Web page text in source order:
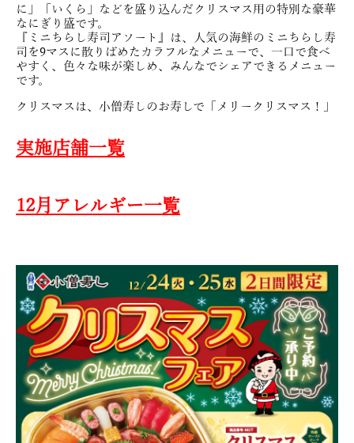
に」「いくら」などを盛り込んだクリスマス用の特別な豪華
なにぎり盛です。
『ミニちらし寿司アソート』は、人気の海鮮のミニちらし寿
司を9マスに散りばめたカラフルなメニューで、一口で食べ
やすく、色々な味が楽しめ、みんなでシェアできるメニュー
です。
クリスマスは、小僧寿しのお寿しで「メリークリスマス！」
実施店舗一覧
12月アレルギー一覧